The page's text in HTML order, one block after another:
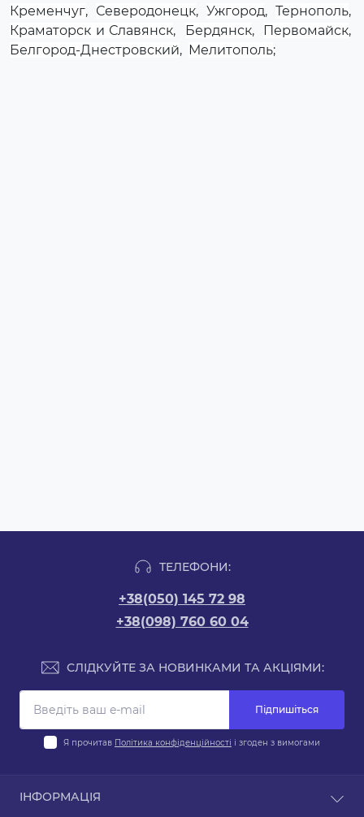
Кременчуг, Северодонецк, Ужгород, Тернополь,
Краматорск и Славянск, Бердянск, Первомайск,
Белгород-Днестровский, Мелитополь;
ТЕЛЕФОНИ:
+38(050) 145 72 98
+38(098) 760 60 04
СЛІДКУЙТЕ ЗА НОВИНКАМИ ТА АКЦІЯМИ:
Підпишіться
Я прочитав Політика конфіденційності і згоден з вимогами
ІНФОРМАЦІЯ